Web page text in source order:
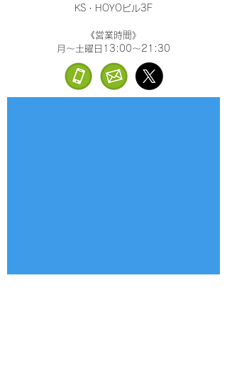
KS・HOYOビル3F
《営業時間》
月～土曜日13:00～21:30